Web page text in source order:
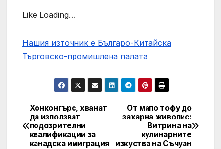
Like Loading…
Нашия източник е Българо-Китайска
Търговско-промишлена палaта
Post
navigation
От мапо тофу до
захарна живопис:
Витрина на
кулинарните
изкуства на Съчуан
Хонконгърс, хванат
да използват
подозрителни
квалификации за
канадска имиграция